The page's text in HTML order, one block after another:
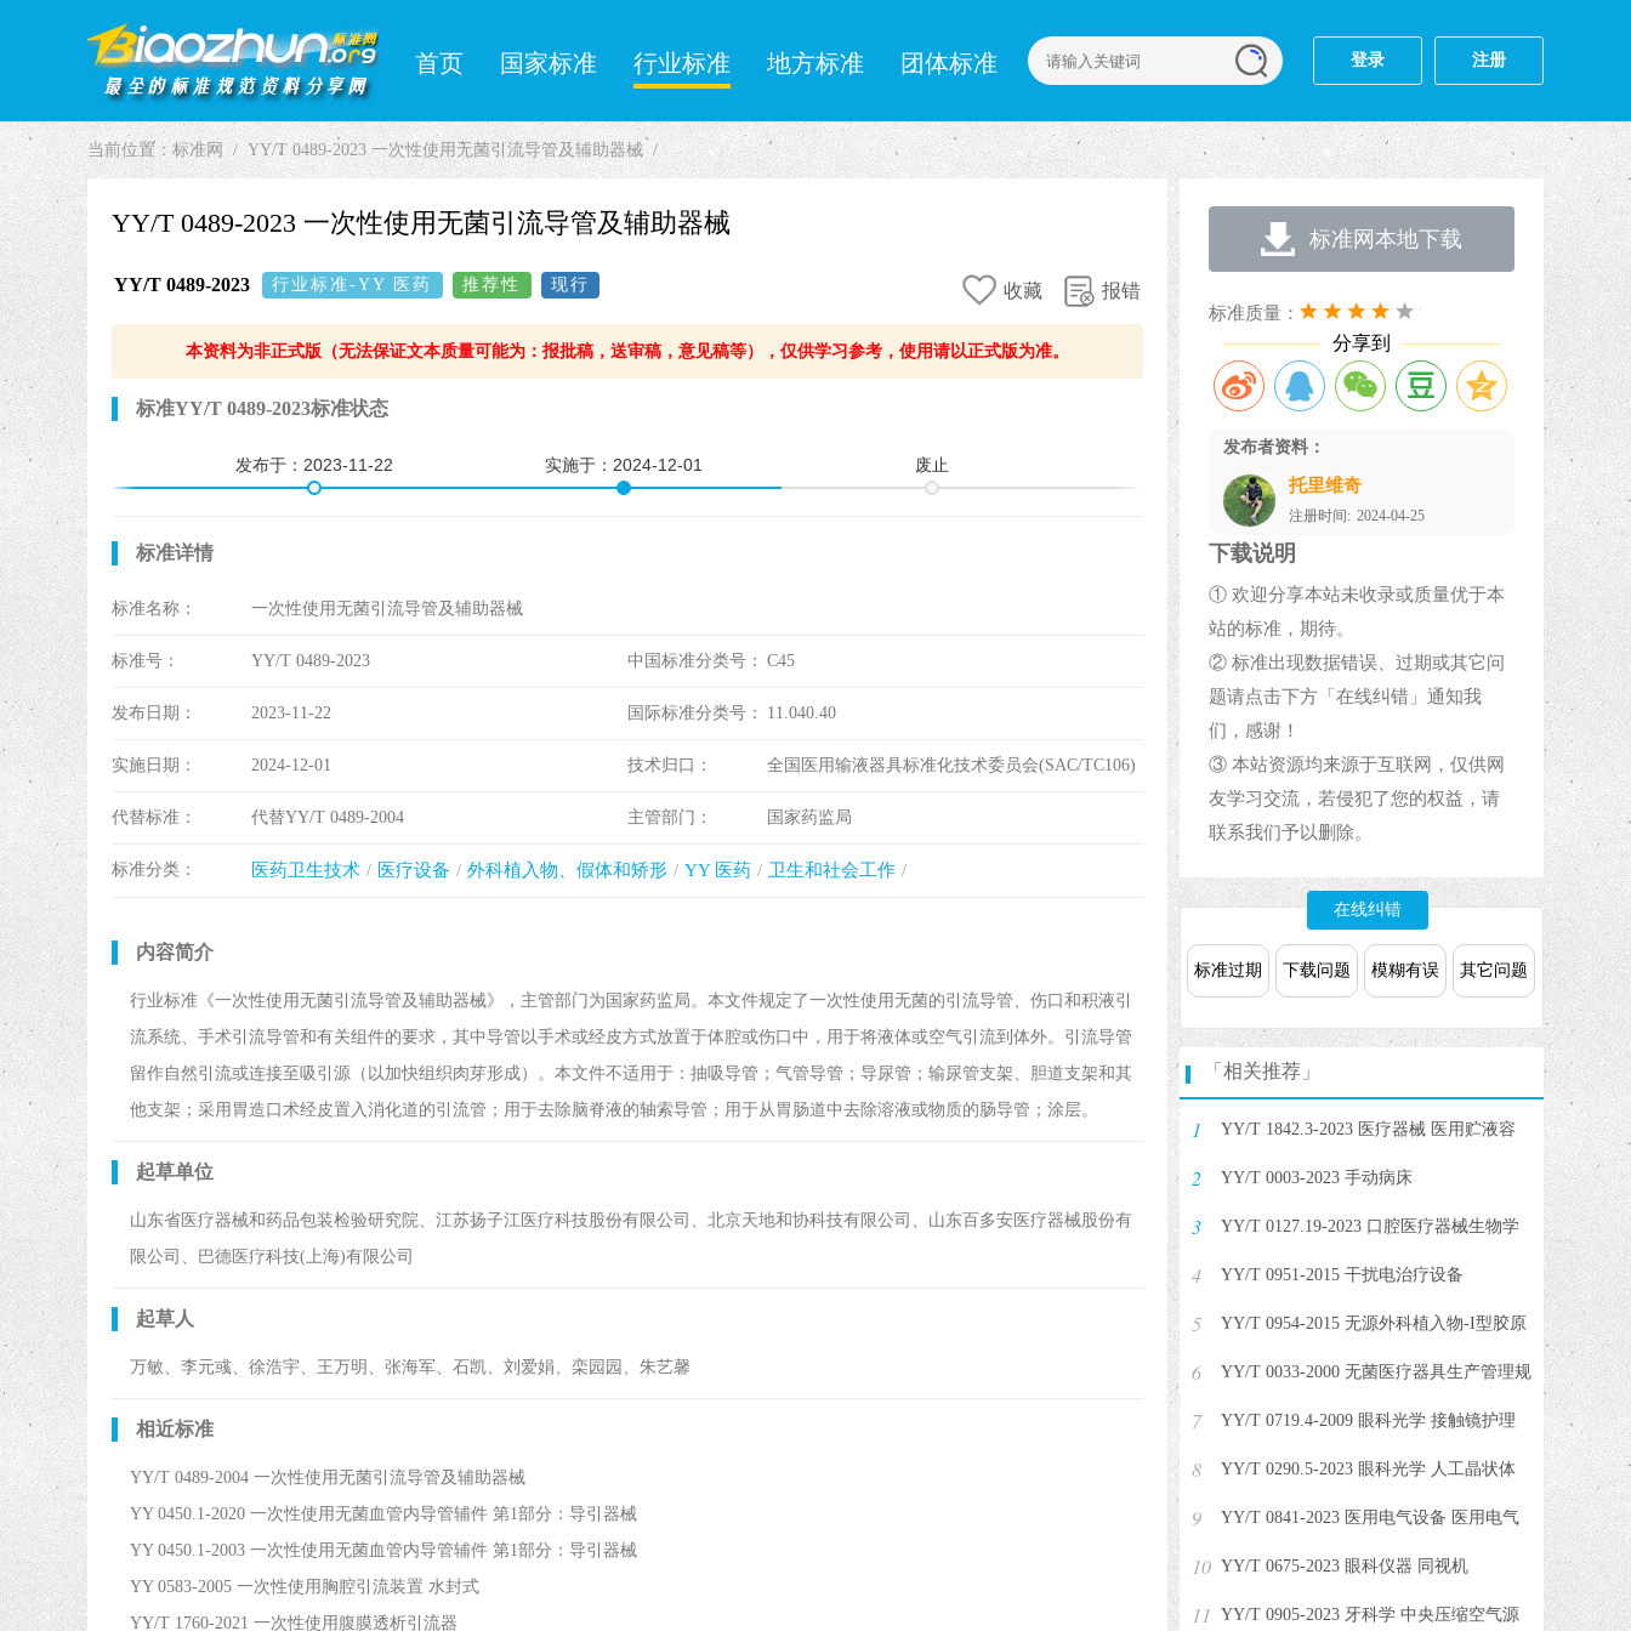
首页 国家标准 行业标准 地方标准
团体标准
登录 注册
当前位置：标准网 YY/T 0489-2023 一次性使用无菌引流导管及辅助器械
YY/T 0489-2023 一次性使用无菌引流导管及辅助器械
YY/T 0489-2023 行业标准-YY 医药 推荐性 现行 收藏 报错
本资料为非正式版（无法保证文本质量可能为：报批稿，送审稿，意见稿等），仅供学习参考，使用请以正式版为准。
标准YY/T 0489-2023标准状态
发布于： 2023-11-22 实施于： 2024-12-01 废止
标准详情
标准名称： 一次性使用无菌引流导管及辅助器械
标准号： YY/T 0489-2023 中国标准分类号： C45
发布日期： 2023-11-22 国际标准分类号： 11.040.40
实施日期： 2024-12-01 技术归口： 全国医用输液器具标准化技术委员会(SAC/TC106)
代替标准： 代替YY/T 0489-2004 主管部门： 国家药监局
标准分类： 医药卫生技术 医疗设备 外科植入物、假体和矫形 YY 医药 卫生和社会工作
内容简介
行业标准《一次性使用无菌引流导管及辅助器械》，主管部门为国家药监局。本文件规定了一次性使用无菌的引流导管、伤口和积液引
流系统、手术引流导管和有关组件的要求，其中导管以手术或经皮方式放置于体腔或伤口中，用于将液体或空气引流到体外。引流导管
留作自然引流或连接至吸引源（以加快组织肉芽形成）。本文件不适用于：抽吸导管；气管导管；导尿管；输尿管支架、胆道支架和其
他支架；采用胃造口术经皮置入消化道的引流管；用于去除脑脊液的轴索导管；用于从胃肠道中去除溶液或物质的肠导管；涂层。
起草单位
山东省医疗器械和药品包装检验研究院、江苏扬子江医疗科技股份有限公司、北京天地和协科技有限公司、山东百多安医疗器械股份有
限公司、巴德医疗科技(上海)有限公司
起草人
万敏、李元彧、徐浩宇、王万明、张海军、石凯、刘爱娟、栾园园、朱艺馨
相近标准
YY/T 0489-2004 一次性使用无菌引流导管及辅助器械
YY 0450.1-2020 一次性使用无菌血管内导管辅件 第1部分：导引器械
YY 0450.1-2003 一次性使用无菌血管内导管辅件 第1部分：导引器械
YY 0583-2005 一次性使用胸腔引流装置 水封式
YY/T 1760-2021 一次性使用腹膜透析引流器
标准网本地下载
标准质量：
分享到
发布者资料：
托里维奇
注册时间: 2024-04-25
下载说明
① 欢迎分享本站未收录或质量优于本
站的标准，期待。
② 标准出现数据错误、过期或其它问
题请点击下方「在线纠错」通知我
们，感谢！
③ 本站资源均来源于互联网，仅供网
友学习交流，若侵犯了您的权益，请
联系我们予以删除。
在线纠错
标准过期 下载问题 模糊有误 其它问题
「相关推荐」
1 YY/T 1842.3-2023 医疗器械 医用贮液容
器输送系统用连接件 第3部分
2 YY/T 0003-2023 手动病床
3 YY/T 0127.19-2023 口腔医疗器械生物学
评价 第19部分：亚急性和亚慢
4 YY/T 0951-2015 干扰电治疗设备
5 YY/T 0954-2015 无源外科植入物-I型胶原
蛋白植入剂
6 YY/T 0033-2000 无菌医疗器具生产管理规
范
7 YY/T 0719.4-2009 眼科光学 接触镜护理
产品 第4部分：抗微生物防腐
8 YY/T 0290.5-2023 眼科光学 人工晶状体
第5部分：生物相容性
9 YY/T 0841-2023 医用电气设备 医用电气
设备周期性测试和修理后测试
10 YY/T 0675-2023 眼科仪器 同视机
11 YY/T 0905-2023 牙科学 中央压缩空气源